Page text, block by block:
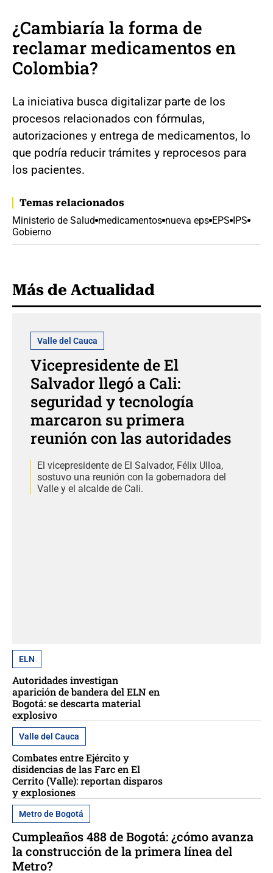
¿Cambiaría la forma de
reclamar medicamentos en
Colombia?
La iniciativa busca digitalizar parte de los
procesos relacionados con fórmulas,
autorizaciones y entrega de medicamentos, lo
que podría reducir trámites y reprocesos para
los pacientes.
Temas relacionados
Ministerio de Salud medicamentos nueva eps EPS IPS
Gobierno
Más de Actualidad
Valle del Cauca
Vicepresidente de El
Salvador llegó a Cali:
seguridad y tecnología
marcaron su primera
reunión con las autoridades
El vicepresidente de El Salvador, Félix Ulloa,
sostuvo una reunión con la gobernadora del
Valle y el alcalde de Cali.
ELN
Autoridades investigan
aparición de bandera del ELN en
Bogotá: se descarta material
explosivo
Valle del Cauca
Combates entre Ejército y
disidencias de las Farc en El
Cerrito (Valle): reportan disparos
y explosiones
Metro de Bogotá
Cumpleaños 488 de Bogotá: ¿cómo avanza
la construcción de la primera línea del
Metro?